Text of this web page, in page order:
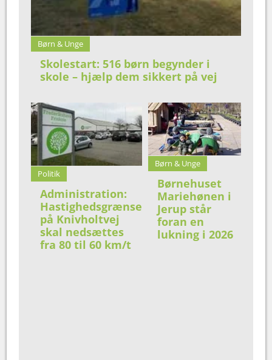
Børn & Unge
Skolestart: 516 børn begynder i
skole – hjælp dem sikkert på vej
Politik
Administration:
Hastighedsgrænse
på Knivholtvej
skal nedsættes
fra 80 til 60 km/t
Børn & Unge
Børnehuset
Mariehønen i
Jerup står
foran en
lukning i 2026